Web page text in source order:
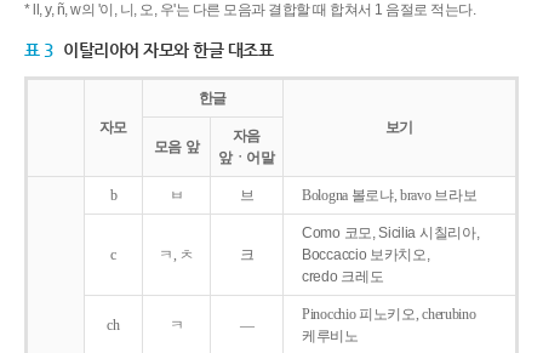
* ll, y, ñ, w의 '이, 니, 오, 우'는 다른 모음과 결합할 때 합쳐서 1 음절로 적는다.
표 3 이탈리아어 자모와 한글 대조표
자모
한글
보기
모음 앞
자음
앞ㆍ어말
b ㅂ 브 Bologna 볼로냐, bravo 브라보
c ㅋ, ㅊ 크
Como 코모, Sicilia 시칠리아,
Boccaccio 보카치오,
credo 크레도
ch ㅋ ―
Pinocchio 피노키오, cherubino
케루비노